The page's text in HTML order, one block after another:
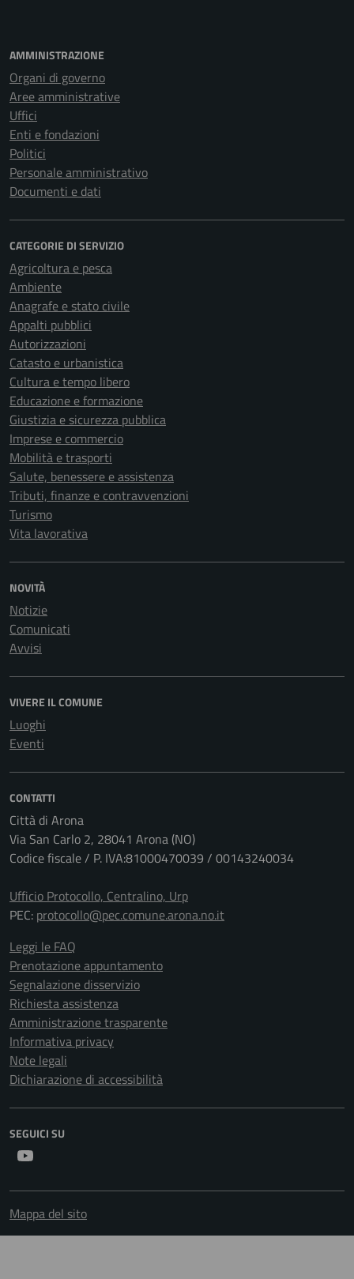
AMMINISTRAZIONE
Organi di governo
Aree amministrative
Uffici
Enti e fondazioni
Politici
Personale amministrativo
Documenti e dati
CATEGORIE DI SERVIZIO
Agricoltura e pesca
Ambiente
Anagrafe e stato civile
Appalti pubblici
Autorizzazioni
Catasto e urbanistica
Cultura e tempo libero
Educazione e formazione
Giustizia e sicurezza pubblica
Imprese e commercio
Mobilità e trasporti
Salute, benessere e assistenza
Tributi, finanze e contravvenzioni
Turismo
Vita lavorativa
NOVITÀ
Notizie
Comunicati
Avvisi
VIVERE IL COMUNE
Luoghi
Eventi
CONTATTI
Città di Arona
Via San Carlo 2, 28041 Arona (NO)
Codice fiscale / P. IVA:81000470039 / 00143240034
Ufficio Protocollo, Centralino, Urp
PEC: protocollo@pec.comune.arona.no.it
Leggi le FAQ
Prenotazione appuntamento
Segnalazione disservizio
Richiesta assistenza
Amministrazione trasparente
Informativa privacy
Note legali
Dichiarazione di accessibilità
SEGUICI SU
Mappa del sito